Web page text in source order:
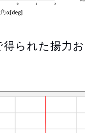
得られた揚力